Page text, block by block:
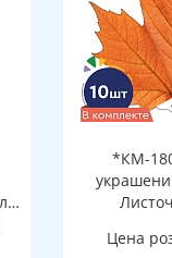
*КМ-
наборе,
Цена